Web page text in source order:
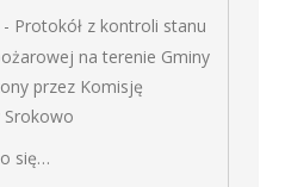
- Protokół z kontroli stanu
na terenie Gminy
przez Komisję
Srokowo
się…